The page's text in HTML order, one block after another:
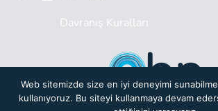
Davranış Kuralları
Başlangıç Noktası bir yeni nesilTürkiye Bilişim Vakfı
Web sitemizde size en iyi deneyimi
kullanıyoruz. Bu siteyi kullanmaya devam